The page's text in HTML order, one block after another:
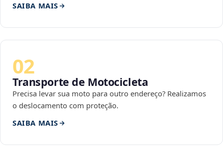
SAIBA MAIS
02
Transporte de Motocicleta
Precisa levar sua moto para outro endereço? Realizamos
o deslocamento com proteção.
SAIBA MAIS